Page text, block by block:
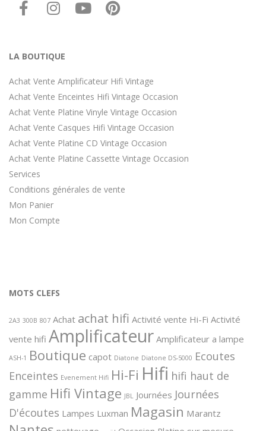
LA BOUTIQUE
Achat Vente Amplificateur Hifi Vintage
Achat Vente Enceintes Hifi Vintage Occasion
Achat Vente Platine Vinyle Vintage Occasion
Achat Vente Casques Hifi Vintage Occasion
Achat Vente Platine CD Vintage Occasion
Achat Vente Platine Cassette Vintage Occasion
Services
Conditions générales de vente
Mon Panier
Mon Compte
MOTS CLEFS
2A3 300B 807 Achat achat hifi Activité vente Hi-Fi Activité
vente hifi Amplificateur Amplificateur a lampe
ASH-1 Boutique capot Diatone Diatone DS-5000 Ecoutes
Enceintes Evenement Hifi Hi-Fi Hifi hifi haut de
gamme Hifi Vintage JBL Journées Journées
D'écoutes Lampes Luxman Magasin Marantz